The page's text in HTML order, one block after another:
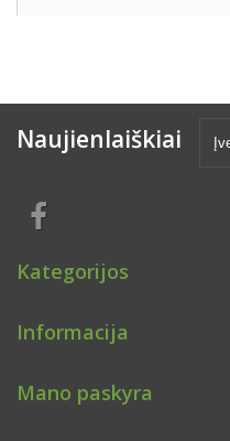
Naujienlaiškiai
Kategorijos
Informacija
Mano paskyra